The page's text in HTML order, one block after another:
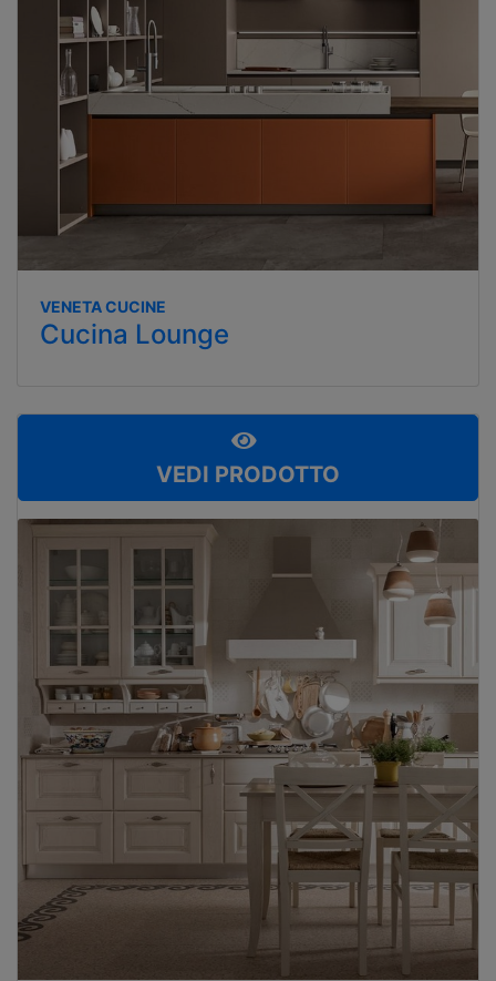
VENETA CUCINE
Cucina Lounge
VEDI PRODOTTO